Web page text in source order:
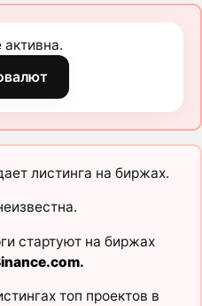
активна.
листинга на биржах.
стартуют на биржах
.
топ проектов в